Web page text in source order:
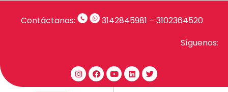
Contáctanos: 3142845981 – 3102364520
Síguenos: